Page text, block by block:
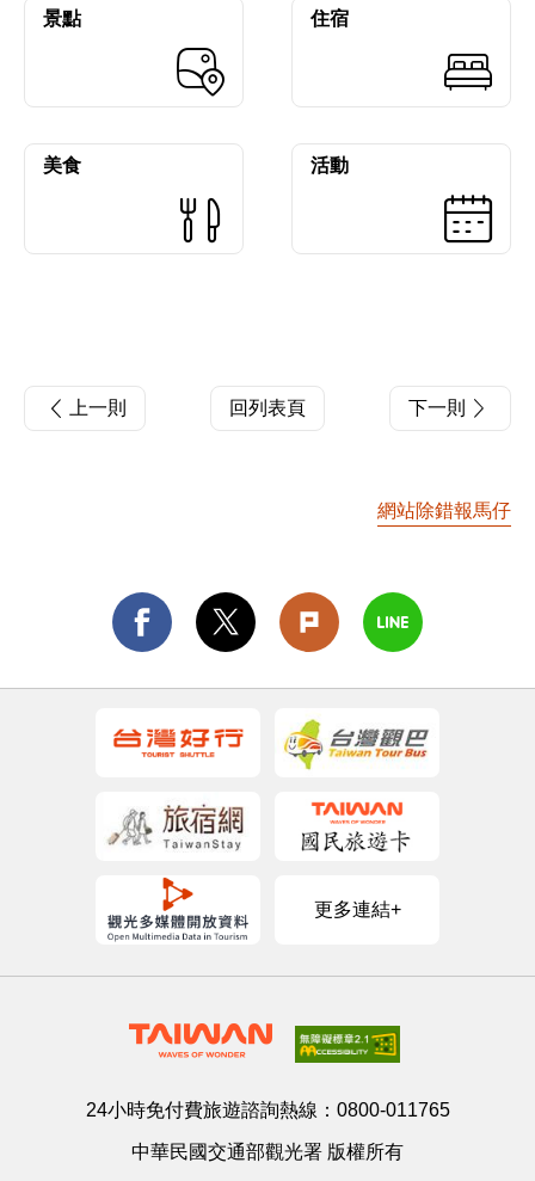
景點 住宿
美食 活動
上一則 回列表頁 下一則
網站除錯報馬仔
更多連結+
24小時免付費旅遊諮詢熱線： 0800-011765
中華民國交通部觀光署 版權所有